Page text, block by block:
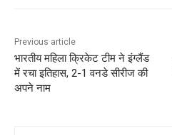
Previous article
भारतीय महिला क्रिकेट टीम ने इंग्लैंड
में रचा इतिहास, 2-1 वनडे सीरीज की
अपने नाम